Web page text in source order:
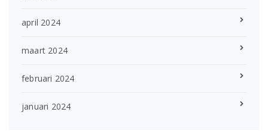
april 2024
maart 2024
februari 2024
januari 2024